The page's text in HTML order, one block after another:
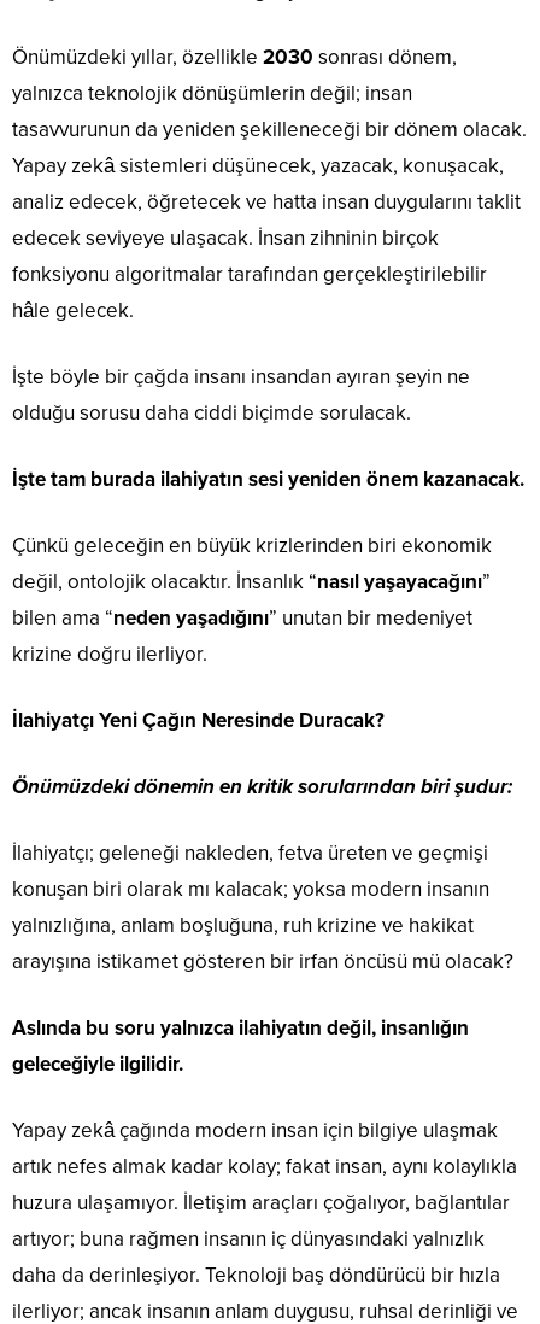
Önümüzdeki yıllar, özellikle 2030 sonrası dönem,
yalnızca teknolojik dönüşümlerin değil; insan
tasavvurunun da yeniden şekilleneceği bir dönem olacak.
Yapay zekâ sistemleri düşünecek, yazacak, konuşacak,
analiz edecek, öğretecek ve hatta insan duygularını taklit
edecek seviyeye ulaşacak. İnsan zihninin birçok
fonksiyonu algoritmalar tarafından gerçekleştirilebilir
hâle gelecek.
İşte böyle bir çağda insanı insandan ayıran şeyin ne
olduğu sorusu daha ciddi biçimde sorulacak.
İşte tam burada ilahiyatın sesi yeniden önem kazanacak.
Çünkü geleceğin en büyük krizlerinden biri ekonomik
değil, ontolojik olacaktır. İnsanlık “nasıl yaşayacağını”
bilen ama “neden yaşadığını” unutan bir medeniyet
krizine doğru ilerliyor.
İlahiyatçı Yeni Çağın Neresinde Duracak?
Önümüzdeki dönemin en kritik sorularından biri şudur:
İlahiyatçı; geleneği nakleden, fetva üreten ve geçmişi
konuşan biri olarak mı kalacak; yoksa modern insanın
yalnızlığına, anlam boşluğuna, ruh krizine ve hakikat
arayışına istikamet gösteren bir irfan öncüsü mü olacak?
Aslında bu soru yalnızca ilahiyatın değil, insanlığın
geleceğiyle ilgilidir.
Yapay zekâ çağında modern insan için bilgiye ulaşmak
artık nefes almak kadar kolay; fakat insan, aynı kolaylıkla
huzura ulaşamıyor. İletişim araçları çoğalıyor, bağlantılar
artıyor; buna rağmen insanın iç dünyasındaki yalnızlık
daha da derinleşiyor. Teknoloji baş döndürücü bir hızla
ilerliyor; ancak insanın anlam duygusu, ruhsal derinliği ve